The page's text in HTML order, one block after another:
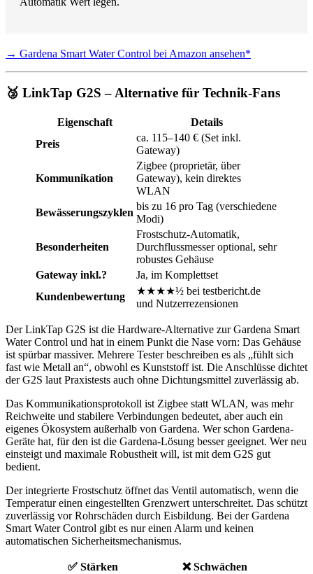
→ Gardena Smart Water Control bei Amazon ansehen*
🥉 LinkTap G2S – Alternative für Technik-Fans
Eigenschaft
Details
Preis
ca. 115–140 € (Set inkl.
Gateway)
Kommunikation
Zigbee (proprietär, über
Gateway), kein direktes
WLAN
Bewässerungszyklen
bis zu 16 pro Tag (verschiedene
Modi)
Besonderheiten
Frostschutz-Automatik,
Durchflussmesser optional, sehr
robustes Gehäuse
Gateway inkl.?
Ja, im Komplettset
Kundenbewertung
★★★★½ bei testbericht.de
und Nutzerrezensionen
Der LinkTap G2S ist die Hardware-Alternative zur Gardena Smart
Water Control und hat in einem Punkt die Nase vorn: Das Gehäuse
ist spürbar massiver. Mehrere Tester beschreiben es als „fühlt sich
fast wie Metall an“, obwohl es Kunststoff ist. Die Anschlüsse dichtet
der G2S laut Praxistests auch ohne Dichtungsmittel zuverlässig ab.
Das Kommunikationsprotokoll ist Zigbee statt WLAN, was mehr
Reichweite und stabilere Verbindungen bedeutet, aber auch ein
eigenes Ökosystem außerhalb von Gardena. Wer schon Gardena-
Geräte hat, für den ist die Gardena-Lösung besser geeignet. Wer neu
einsteigt und maximale Robustheit will, ist mit dem G2S gut
bedient.
Der integrierte Frostschutz öffnet das Ventil automatisch, wenn die
Temperatur einen eingestellten Grenzwert unterschreitet. Das schützt
zuverlässig vor Rohrschäden durch Eisbildung. Bei der Gardena
Smart Water Control gibt es nur einen Alarm und keinen
automatischen Sicherheitsmechanismus.
✅ Stärken
❌ Schwächen